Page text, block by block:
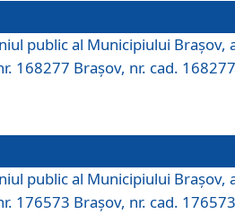
public al Municipiului Braşov,
168277 Brașov, nr. cad.
public al Municipiului Braşov,
176573 Brașov, nr. cad.